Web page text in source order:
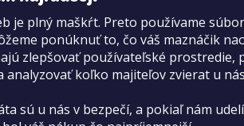
je plný maškŕt. Preto používame
ponúknuť to, čo váš maznáčik
zlepšovať používateľské prostredie,
analyzovať koľko majiteľov zvierat u
sú u nás v bezpečí, a pokiaľ nám
l
á
d
a
od 9:30 do
O
Kariéra